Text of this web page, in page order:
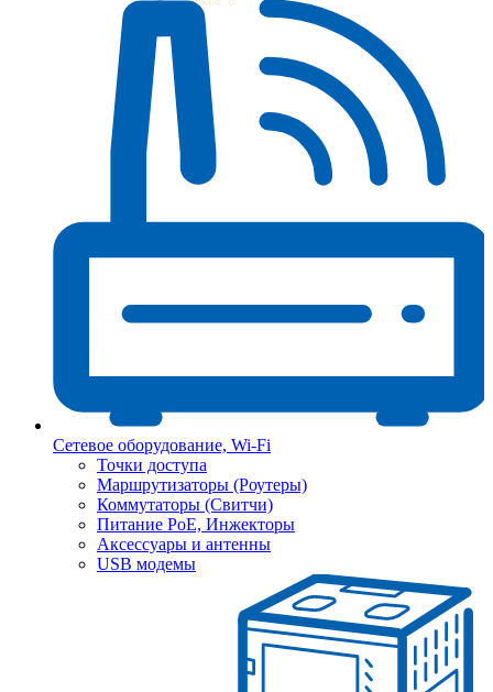
Сетевое оборудование, Wi-Fi
Точки доступа
Маршрутизаторы (Роутеры)
Коммутаторы (Свитчи)
Питание PoE, Инжекторы
Аксессуары и антенны
USB модемы